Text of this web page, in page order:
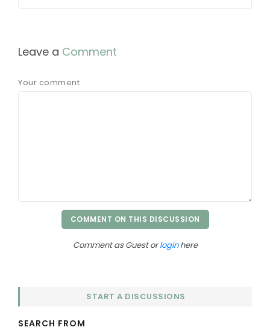
Leave a Comment
Your comment
COMMENT ON THIS DISCUSSION
Comment as Guest orloginhere
START A DISCUSSIONS
SEARCH FROM